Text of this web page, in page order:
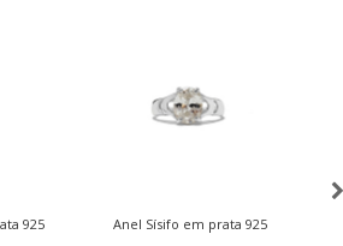
925 Anel Sísifo em prata 925